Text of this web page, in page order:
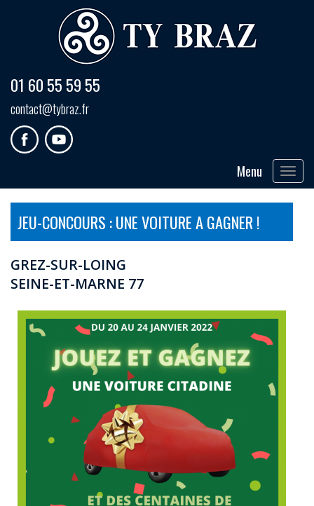
01 60 55 59 55
contact@tybraz.fr
Toggle
Menu
JEU-CONCOURS : UNE VOITURE A GAGNER !
GREZ-SUR-LOING
SEINE-ET-MARNE 77